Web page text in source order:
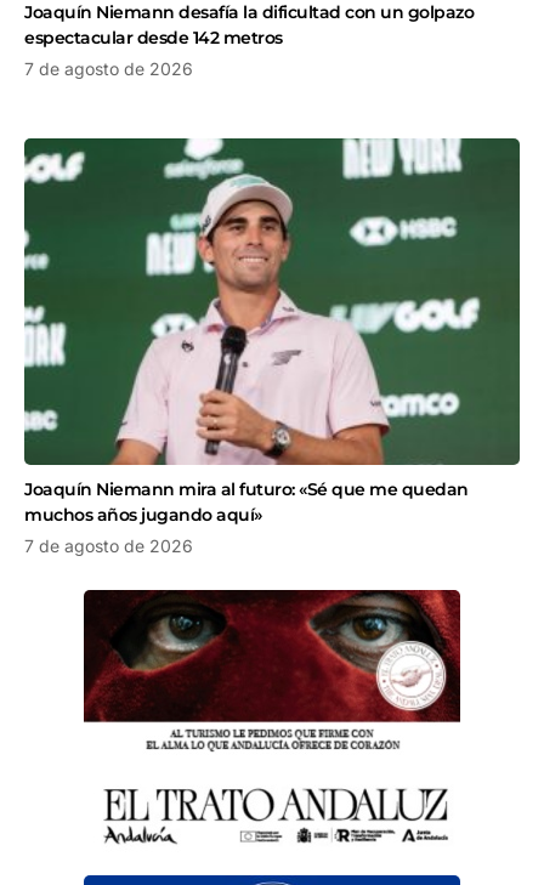
Joaquín Niemann desafía la dificultad con un golpazo
espectacular desde 142 metros
7 de agosto de 2026
Joaquín Niemann mira al futuro: «Sé que me quedan
muchos años jugando aquí»
7 de agosto de 2026